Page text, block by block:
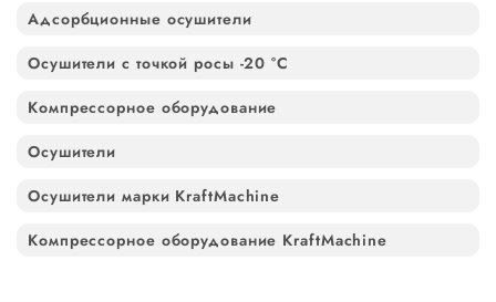
Адсорбционные осушители
Осушители с точкой росы -20 °C
Компрессорное оборудование
Осушители
Осушители марки KraftMachine
Компрессорное оборудование KraftMachine